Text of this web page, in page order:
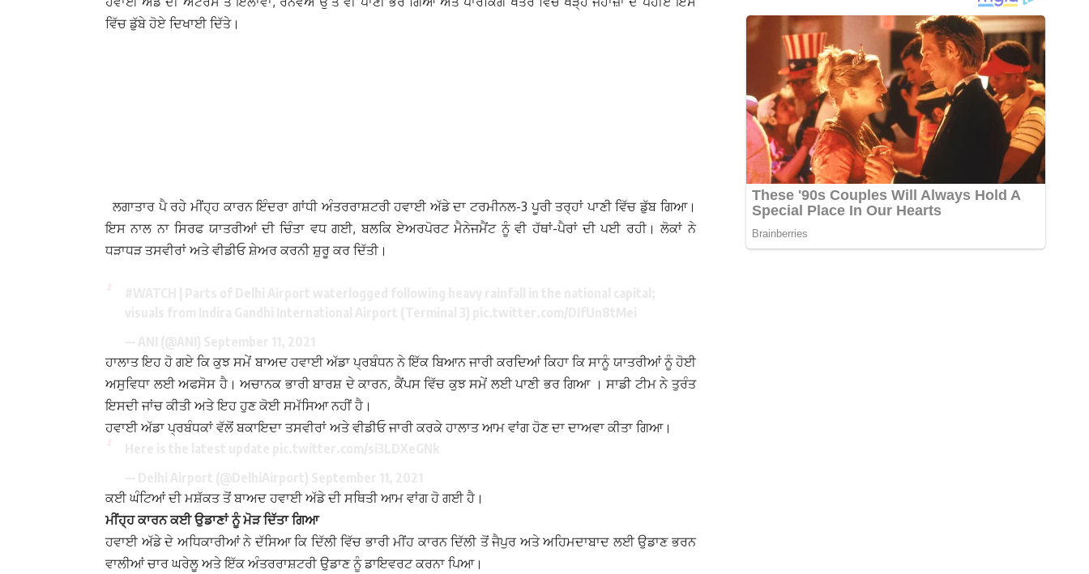
ਵਿੱਚ ਡੁੱਬੇ ਹੋਏ ਦਿਖਾਈ ਦਿੱਤੇ।
ਲਗਾਤਾਰ ਪੈ ਰਹੇ ਮੀਂਹ੍ਹ ਕਾਰਨ ਇੰਦਰਾ ਗਾਂਧੀ ਅੰਤਰਰਾਸ਼ਟਰੀ ਹਵਾਈ ਅੱਡੇ ਦਾ ਟਰਮੀਨਲ-3 ਪੂਰੀ ਤਰ੍ਹਾਂ ਪਾਣੀ ਵਿੱਚ ਡੁੱਬ ਗਿਆ।
ਇਸ ਨਾਲ ਨਾ ਸਿਰਫ ਯਾਤਰੀਆਂ ਦੀ ਚਿੰਤਾ ਵਧ ਗਈ, ਬਲਕਿ ਏਅਰਪੋਰਟ ਮੈਨੇਜਮੈਂਟ ਨੂੰ ਵੀ ਹੱਥਾਂ-ਪੈਰਾਂ ਦੀ ਪਈ ਰਹੀ। ਲੋਕਾਂ ਨੇ
ਧੜਾਧੜ ਤਸਵੀਰਾਂ ਅਤੇ ਵੀਡੀਓ ਸ਼ੇਅਰ ਕਰਨੀ ਸ਼ੁਰੂ ਕਰ ਦਿੱਤੀ।
ਹਾਲਾਤ ਇਹ ਹੋ ਗਏ ਕਿ ਕੁਝ ਸਮੇਂ ਬਾਅਦ ਹਵਾਈ ਅੱਡਾ ਪ੍ਰਬੰਧਨ ਨੇ ਇੱਕ ਬਿਆਨ ਜਾਰੀ ਕਰਦਿਆਂ ਕਿਹਾ ਕਿ ਸਾਨੂੰ ਯਾਤਰੀਆਂ ਨੂੰ ਹੋਈ
ਅਸੁਵਿਧਾ ਲਈ ਅਫਸੋਸ ਹੈ। ਅਚਾਨਕ ਭਾਰੀ ਬਾਰਸ਼ ਦੇ ਕਾਰਨ, ਕੈਂਪਸ ਵਿੱਚ ਕੁਝ ਸਮੇਂ ਲਈ ਪਾਣੀ ਭਰ ਗਿਆ । ਸਾਡੀ ਟੀਮ ਨੇ ਤੁਰੰਤ
ਇਸਦੀ ਜਾਂਚ ਕੀਤੀ ਅਤੇ ਇਹ ਹੁਣ ਕੋਈ ਸਮੱਸਿਆ ਨਹੀਂ ਹੈ।
ਹਵਾਈ ਅੱਡਾ ਪ੍ਰਬੰਧਕਾਂ ਵੱਲੋਂ ਬਕਾਇਦਾ ਤਸਵੀਰਾਂ ਅਤੇ ਵੀਡੀਓ ਜਾਰੀ ਕਰਕੇ ਹਾਲਾਤ ਆਮ ਵਾਂਗ ਹੋਣ ਦਾ ਦਾਅਵਾ ਕੀਤਾ ਗਿਆ।
ਕਈ ਘੰਟਿਆਂ ਦੀ ਮਸ਼ੱਕਤ ਤੋਂ ਬਾਅਦ ਹਵਾਈ ਅੱਡੇ ਦੀ ਸਥਿਤੀ ਆਮ ਵਾਂਗ ਹੋ ਗਈ ਹੈ।
ਮੀਂਹ੍ਹ ਕਾਰਨ ਕਈ ਉਡਾਣਾਂ ਨੂੰ ਮੋੜ ਦਿੱਤਾ ਗਿਆ
ਹਵਾਈ ਅੱਡੇ ਦੇ ਅਧਿਕਾਰੀਆਂ ਨੇ ਦੱਸਿਆ ਕਿ ਦਿੱਲੀ ਵਿੱਚ ਭਾਰੀ ਮੀਂਹ ਕਾਰਨ ਦਿੱਲੀ ਤੋਂ ਜੈਪੁਰ ਅਤੇ ਅਹਿਮਦਾਬਾਦ ਲਈ ਉਡਾਣ ਭਰਨ
ਵਾਲੀਆਂ ਚਾਰ ਘਰੇਲੂ ਅਤੇ ਇੱਕ ਅੰਤਰਰਾਸ਼ਟਰੀ ਉਡਾਣ ਨੂੰ ਡਾਇਵਰਟ ਕਰਨਾ ਪਿਆ।